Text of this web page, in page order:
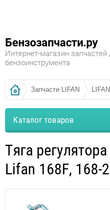
Бензозапчасти.ру
Интернет-магазин запчастей
бензоинструмента
Запчасти LIFAN
Каталог товаров
Тяга
Lifan 168F, 168-